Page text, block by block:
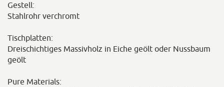
Gestell:
Stahlrohr verchromt
Tischplatten:
Dreischichtiges Massivholz in Eiche geölt oder Nussbaum
geölt
Pure Materials: